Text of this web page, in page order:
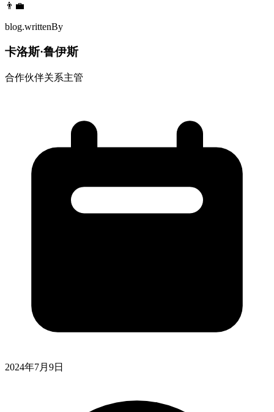
👨‍💼
blog.writtenBy
卡洛斯·鲁伊斯
合作伙伴关系主管
2024年7月9日